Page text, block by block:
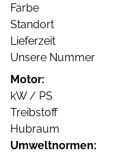
Farbe
Standort
Lieferzeit
Unsere Nummer
Motor:
kW / PS
Treibstoff
Hubraum
Umweltnormen: